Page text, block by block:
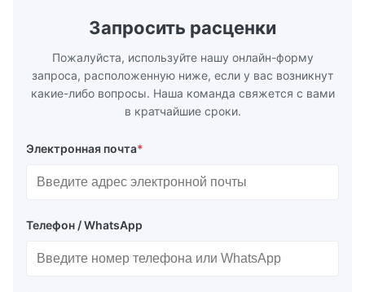
Гарантия: 2 года.Запросить расценки
Пожалуйста, используйте нашу онлайн-форму
запроса, расположенную ниже, если у вас возникнут
какие-либо вопросы. Наша команда свяжется с вами
в кратчайшие сроки.
Электронная почта*
Телефон / WhatsApp